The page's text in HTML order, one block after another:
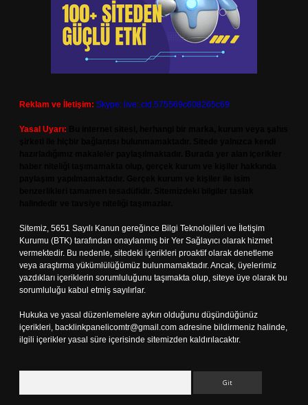
Reklam ve İletişim: Skype: live:.cid.575569c608265c69
Yasal Uyarı:
Sitemiz, 5651 Sayılı Kanun gereğince Bilgi Teknolojileri ve İletişim
Kurumu (BTK) tarafından onaylanmış bir Yer Sağlayıcı olarak hizmet
vermektedir. Bu nedenle, sitedeki içerikleri proaktif olarak denetleme
veya araştırma yükümlülüğümüz bulunmamaktadır. Ancak, üyelerimiz
yazdıkları içeriklerin sorumluluğunu taşımakta olup, siteye üye olarak bu
sorumluluğu kabul etmiş sayılırlar.
Hukuka ve yasal düzenlemelere aykırı olduğunu düşündüğünüz
içerikleri, backlinkpanelicomtr@gmail.com adresine bildirmeniz halinde,
ilgili içerikler yasal süre içerisinde sitemizden kaldırılacaktır.